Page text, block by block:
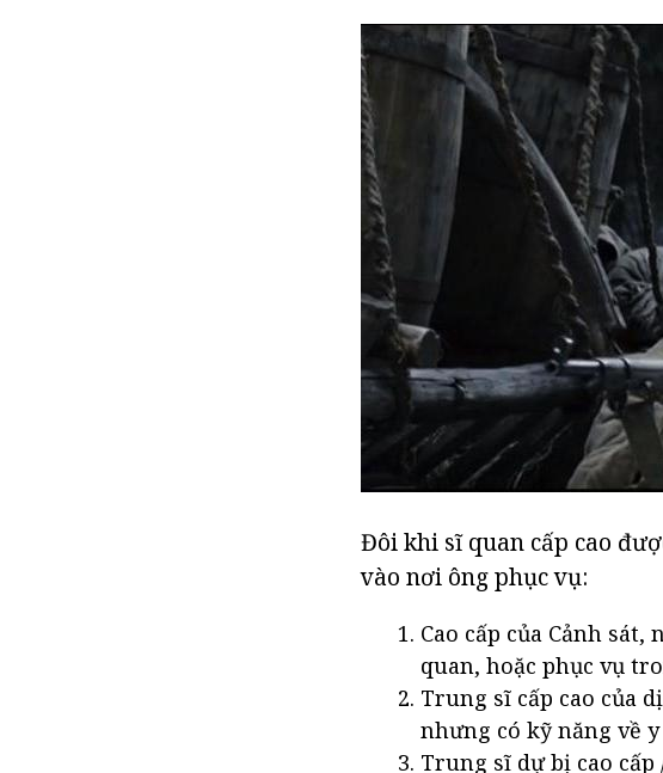
Đôi khi sĩ quan cấp cao
vào nơi ông phục vụ:
Cao cấp của Cảnh
quan, hoặc phục vụ
Trung sĩ cấp cao của
nhưng có kỹ năng về
Trung sĩ dự bị cao